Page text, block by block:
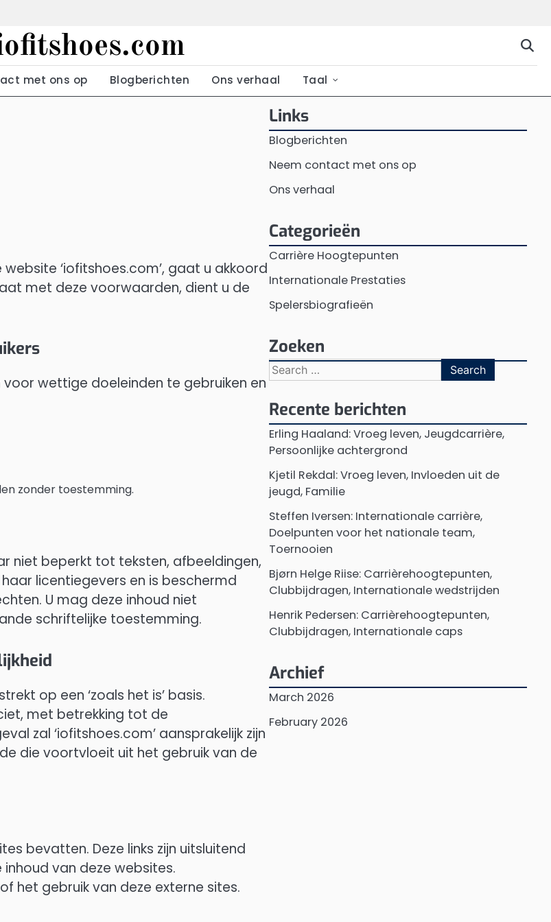
met ons op Blogberichten Ons verhaal Taal
‘iofitshoes.com’, gaat u akkoord
met deze voorwaarden, dient u de
wettige doeleinden te gebruiken en
zonder toestemming.
niet beperkt tot teksten, afbeeldingen,
licentiegevers en is beschermd
U mag deze inhoud niet
schriftelijke toestemming.
op een ‘zoals het is’ basis.
met betrekking tot de
zal ‘iofitshoes.com’ aansprakelijk zijn
die voortvloeit uit het gebruik van de
bevatten. Deze links zijn uitsluitend
van deze websites.
het gebruik van deze externe sites.
Links
Blogberichten
Neem contact met ons op
Ons verhaal
Categorieën
Carrière Hoogtepunten
Internationale Prestaties
Spelersbiografieën
Zoeken
Search
for:
Recente berichten
Erling Haaland: Vroeg leven, Jeugdcarrière,
Persoonlijke achtergrond
Kjetil Rekdal: Vroeg leven, Invloeden uit de
jeugd, Familie
Steffen Iversen: Internationale carrière,
Doelpunten voor het nationale team,
Toernooien
Bjørn Helge Riise: Carrièrehoogtepunten,
Clubbijdragen, Internationale wedstrijden
Henrik Pedersen: Carrièrehoogtepunten,
Clubbijdragen, Internationale caps
Archief
March 2026
February 2026